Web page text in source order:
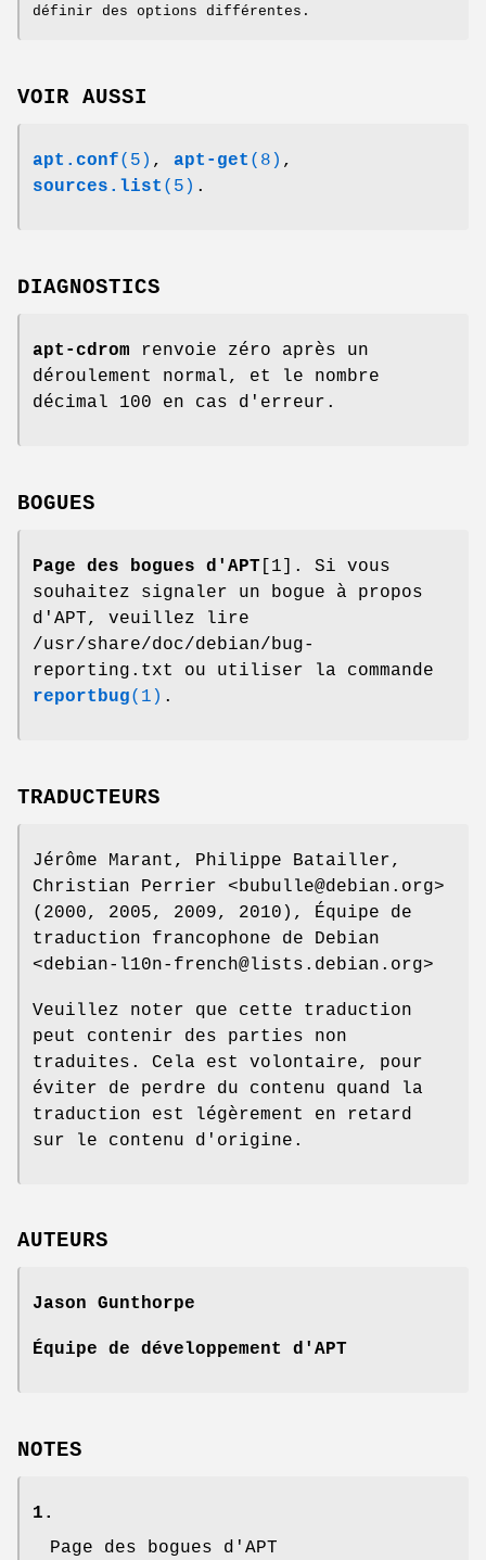
définir des options différentes.
VOIR AUSSI
apt.conf(5) , apt-get (8) ,
sources.list (5) .
DIAGNOSTICS
apt-cdrom renvoie zéro après un
déroulement normal, et le nombre
décimal 100 en cas d'erreur.
BOGUES
Page des bogues d'APT [1]. Si vous
souhaitez signaler un bogue à propos
d'APT, veuillez lire
/usr/share/doc/debian/bug-
reporting.txt ou utiliser la commande
reportbug(1) .
TRADUCTEURS
Jérôme Marant, Philippe Batailler,
Christian Perrier <bubulle@debian.org>
(2000, 2005, 2009, 2010), Équipe de
traduction francophone de Debian
<debian-l10n-french@lists.debian.org>
Veuillez noter que cette traduction
peut contenir des parties non
traduites. Cela est volontaire, pour
éviter de perdre du contenu quand la
traduction est légèrement en retard
sur le contenu d'origine.
AUTEURS
Jason Gunthorpe
Équipe de développement d'APT
NOTES
1.
Page des bogues d'APT